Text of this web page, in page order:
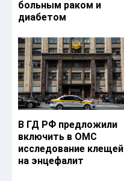
больным раком и
диабетом
В ГД РФ предложили
включить в ОМС
исследование клещей
на энцефалит